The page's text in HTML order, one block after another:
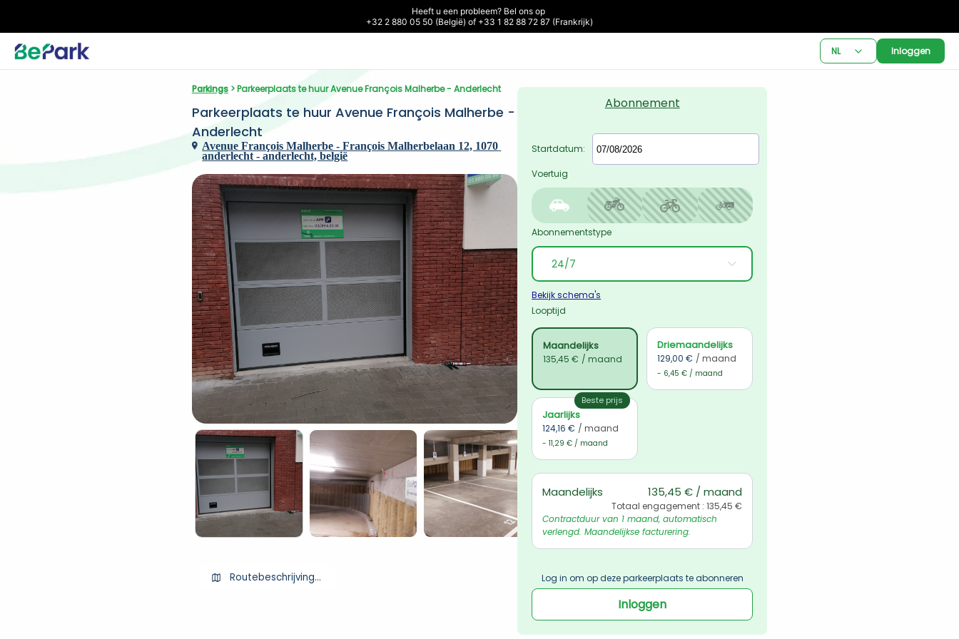
Heeft u een probleem? Bel ons op
+32 2 880 05 50 (België) of +33 1 82 88 72 87 (Frankrijk)
NL Inloggen
Parkings > Parkeerplaats te huur Avenue François Malherbe - Anderlecht
Parkeerplaats te huur Avenue François Malherbe -
Anderlecht
Avenue François Malherbe - François Malherbelaan 12, 1070
anderlecht - anderlecht, belgië
Routebeschrijving ophalen
Abonnement
Startdatum:
Voertuig
Abonnementstype
Bekijk schema's
Looptijd
Maandelijks
135,45 € / maand
Driemaandelijks
129,00 € / maand
- 6,45 € / maand
Beste prijs
Jaarlijks
124,16 € / maand
- 11,29 € / maand
Maandelijks 135,45 € / maand
Totaal engagement : 135,45 €
Contractduur van 1 maand, automatisch
verlengd. Maandelijkse facturering.
Log in om op deze parkeerplaats te abonneren
Inloggen